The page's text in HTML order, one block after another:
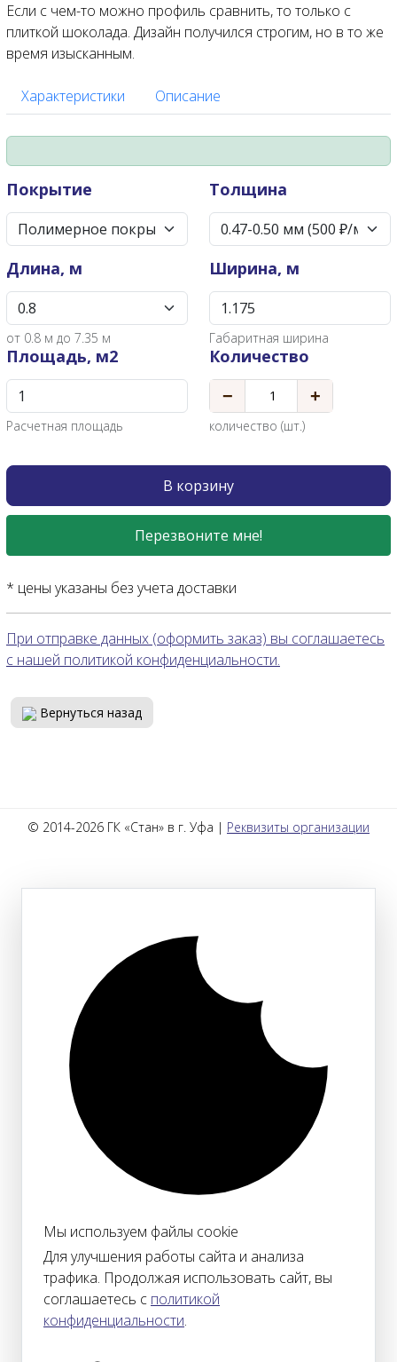
Если с чем-то можно профиль сравнить, то только с
плиткой шоколада. Дизайн получился строгим, но в то же
время изысканным.
Характеристики Описание
Покрытие Толщина
Длина, м
от 0.8 м до 7.35 м
Ширина, м
Габаритная ширина
Площадь, м2
Расчетная площадь
Количество
− +
количество (шт.)
В корзину
Перезвоните мне!
* цены указаны без учета доставки
При отправке данных (оформить заказ) вы соглашаетесь
с нашей политикой конфиденциальности.
Вернуться назад
© 2014-2026 ГК «Стан» в г. Уфа | Реквизиты организации
Мы используем файлы cookie
Для улучшения работы сайта и анализа
трафика. Продолжая использовать сайт, вы
соглашаетесь с политикой
конфиденциальности.